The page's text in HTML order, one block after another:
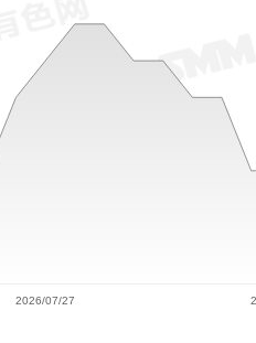
2026/07/27